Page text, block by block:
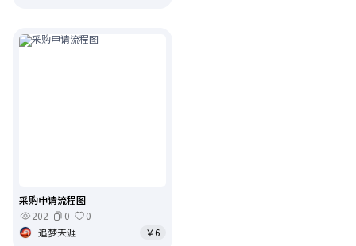
采购申请流程图
202
0
0
追梦天涯
￥6